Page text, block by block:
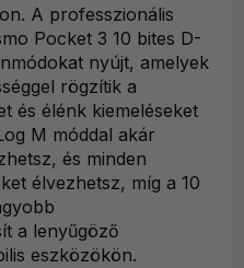
A professzionális
Pocket 3 10 bites D-
nyújt, amelyek
rögzítik a
és élénk kiemeléseket
M móddal akár
és minden
élvezhetsz, míg a 10
a lenyűgöző
eszközökön.